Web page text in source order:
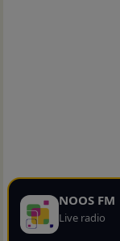
NOOS FM
Live radio